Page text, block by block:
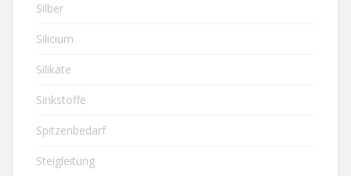
Silber
Silicium
Silikate
Sinkstoffe
Spitzenbedarf
Steigleitung